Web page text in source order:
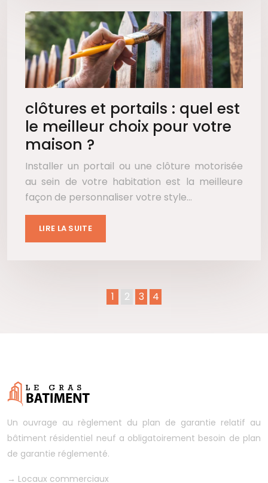
clôtures et portails : quel est
le meilleur choix pour votre
maison ?
Installer un portail ou une clôture motorisée
au sein de votre habitation est la meilleure
façon de personnaliser votre style…
LIRE LA SUITE
1 2 3 4
Un ouvrage au règlement du plan de garantie relatif au
bâtiment résidentiel neuf a obligatoirement besoin de plan
de garantie réglementé.
→ Locaux commerciaux